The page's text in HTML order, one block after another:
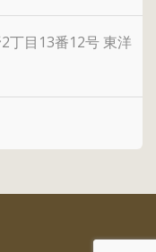
丁目13番12号 東洋